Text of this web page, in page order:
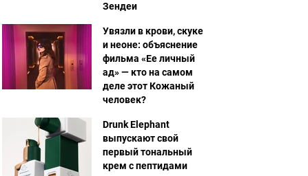
Зендеи
Увязли в крови, скуке
и неоне: объяснение
фильма «Ее личный
ад» — кто на самом
деле этот Кожаный
человек?
Drunk Elephant
выпускают свой
первый тональный
крем с пептидами